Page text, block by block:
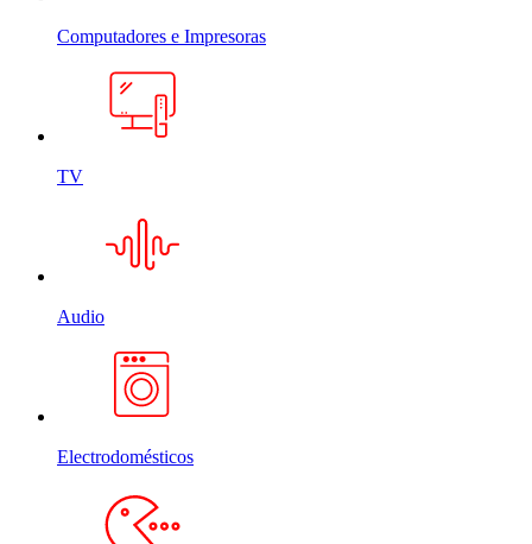
Computadores e Impresoras
TV
Audio
Electrodomésticos